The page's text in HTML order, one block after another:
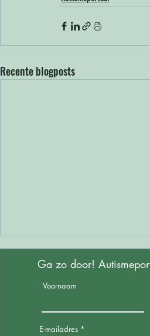
Recente blogposts
Ga zo door!
Voornaam
E-mailadres